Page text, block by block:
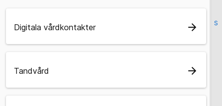
S
Digitala vårdkontakter arrow_forward
Tandvård arrow_forward